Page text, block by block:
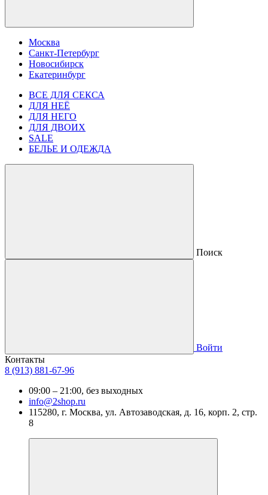
Москва
Санкт-Петербург
Новосибирск
Екатеринбург
ВСЕ ДЛЯ СЕКСА
ДЛЯ НЕЁ
ДЛЯ НЕГО
ДЛЯ ДВОИХ
SALE
БЕЛЬЕ И ОДЕЖДА
Поиск
Войти
Контакты
8 (913) 881-67-96
09:00 – 21:00, без выходных
info@2shop.ru
115280, г. Москва, ул. Автозаводская, д. 16, корп. 2, стр.
8